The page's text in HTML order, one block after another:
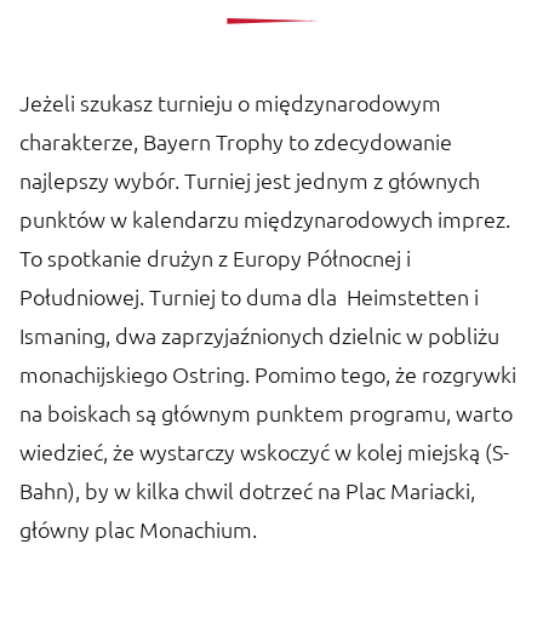
Jeżeli szukasz turnieju o międzynarodowym
charakterze, Bayern Trophy to zdecydowanie
najlepszy wybór. Turniej jest jednym z głównych
punktów w kalendarzu międzynarodowych imprez.
To spotkanie drużyn z Europy Północnej i
Południowej. Turniej to duma dla Heimstetten i
Ismaning, dwa zaprzyjaźnionych dzielnic w pobliżu
monachijskiego Ostring. Pomimo tego, że rozgrywki
na boiskach są głównym punktem programu, warto
wiedzieć, że wystarczy wskoczyć w kolej miejską (S-
Bahn), by w kilka chwil dotrzeć na Plac Mariacki,
główny plac Monachium.